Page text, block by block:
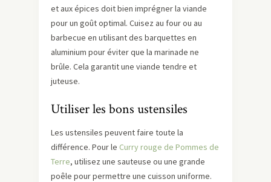
et aux épices doit bien imprégner la viande
pour un goût optimal. Cuisez au four ou au
barbecue en utilisant des barquettes en
aluminium pour éviter que la marinade ne
brûle. Cela garantit une viande tendre et
juteuse.
Utiliser les bons ustensiles
Les ustensiles peuvent faire toute la
différence. Pour le Curry rouge de Pommes de
Terre, utilisez une sauteuse ou une grande
poêle pour permettre une cuisson uniforme.